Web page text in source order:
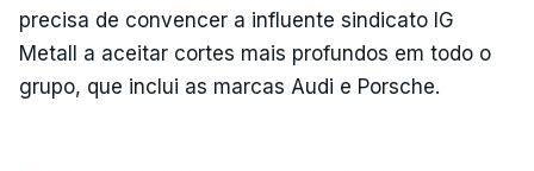
precisa de convencer a influente sindicato IG
Metall a aceitar cortes mais profundos em todo o
grupo, que inclui as marcas Audi e Porsche.